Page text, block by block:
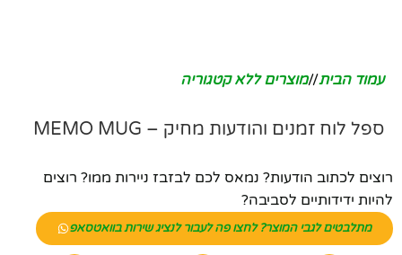
עמוד הבית/ מוצרים ללא קטגוריה
ספל לוח זמנים והודעות מחיק – MEMO MUG
רוצים לכתוב הודעות? נמאס לכם לבזבז ניירות ממו? רוצים
להיות ידידותיים לסביבה?
מתלבטים לגבי המוצר? לחצו פה לעבור לנציג שירות בוואטסאפ